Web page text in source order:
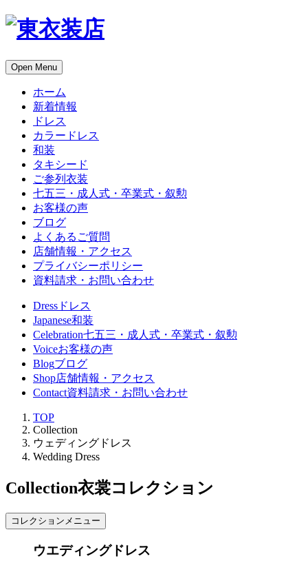
Open Menu
ホーム
新着情報
ドレス
カラードレス
和装
タキシード
ご参列衣装
七五三・成人式・卒業式・叙勲
お客様の声
ブログ
よくあるご質問
店舗情報・アクセス
プライバシーポリシー
資料請求・お問い合わせ
Dress ドレス
Japanese和装
Celebration七五三・成人式・卒業式・叙勲
Voiceお客様の声
Blogブログ
Shop店舗情報・アクセス
Contact資料請求・お問い合わせ
TOP
Collection
ウェディングドレス
Wedding Dress
Collection衣裳コレクション
コレクションメニュー
ウエディングドレス